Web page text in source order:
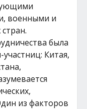
военными и
была
Китая,
из факторов